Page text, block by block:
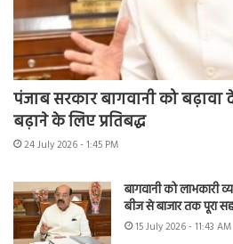
पंजाब सरकार बागवानी को
बढ़ाने के लिए प्रतिबद्ध
24 July 2026 - 1:45 PM
बागवानी को लाभकारी
बीज से बाजार तक पूरा
15 July 2026 - 11:43 AM